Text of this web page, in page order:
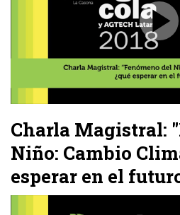
Charla Magistral:
Niño: Cambio
esperar en el